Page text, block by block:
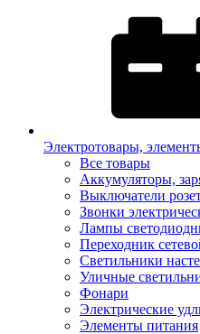
Электротовары,
Все товары
Аккумуляторы,
Выключатели
Звонки
Лампы
Переходник
Светильники
Уличные
Фонари
Электрические
Элементы питания